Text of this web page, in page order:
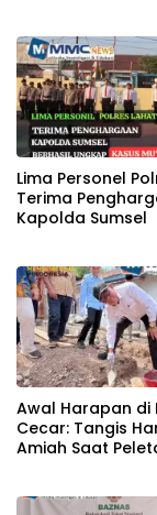
Lima Personel
Terima
Kapolda Sumsel
Awal Harapan di
Cecar: Tangis
Amiah Saat